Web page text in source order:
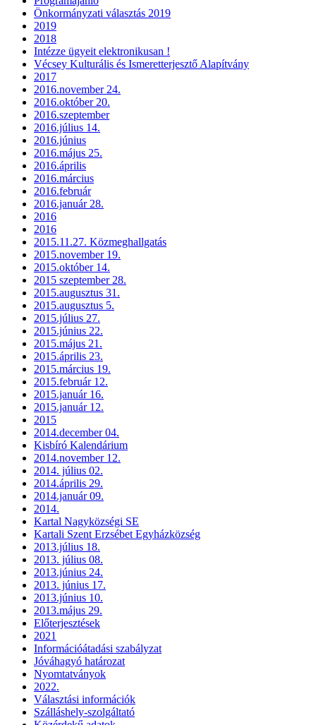
Önkormányzati választás 2019
2019
2018
Intézze ügyeit elektronikusan !
Vécsey Kulturális és Ismeretterjesztő Alapítvány
2017
2016.november 24.
2016.október 20.
2016.szeptember
2016.július 14.
2016.június
2016.május 25.
2016.április
2016.március
2016.február
2016.január 28.
2016
2016
2015.11.27. Közmeghallgatás
2015.november 19.
2015.október 14.
2015 szeptember 28.
2015.augusztus 31.
2015.augusztus 5.
2015.július 27.
2015.június 22.
2015.május 21.
2015.április 23.
2015.március 19.
2015.február 12.
2015.január 16.
2015.január 12.
2015
2014.december 04.
Kisbíró Kalendárium
2014.november 12.
2014. július 02.
2014.április 29.
2014.január 09.
2014.
Kartal Nagyközségi SE
Kartali Szent Erzsébet Egyházközség
2013.július 18.
2013. július 08.
2013.június 24.
2013. június 17.
2013.június 10.
2013.május 29.
Előterjesztések
2021
Információátadási szabályzat
Jóváhagyó határozat
Nyomtatványok
2022.
Választási információk
Szálláshely-szolgáltató